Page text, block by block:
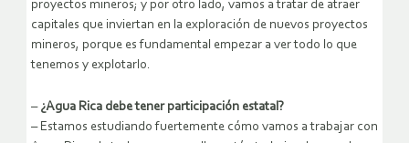
proyectos mineros; y por otro lado, vamos a tratar de atraer
capitales que inviertan en la exploración de nuevos proyectos
mineros, porque es fundamental empezar a ver todo lo que
tenemos y explotarlo.
– ¿Agua Rica debe tener participación estatal?
– Estamos estudiando fuertemente cómo vamos a trabajar con